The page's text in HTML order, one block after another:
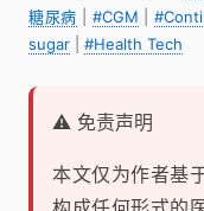
糖尿病
#CGM
sugar
#Health Tech
⚠️ 免责声明
本文仅为作者基